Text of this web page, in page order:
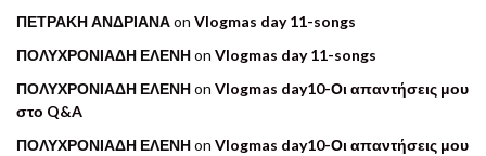
ΠΕΤΡΑΚΗ ΑΝΔΡΙΑΝΑon Vlogmas day 11-songs
ΠΟΛΥΧΡΟΝΙΑΔΗ ΕΛΕΝΗon Vlogmas day 11-songs
ΠΟΛΥΧΡΟΝΙΑΔΗ ΕΛΕΝΗon Vlogmas day10-Οι απαντήσεις μου
στο Q&A
ΠΟΛΥΧΡΟΝΙΑΔΗ ΕΛΕΝΗon Vlogmas day10-Οι απαντήσεις μου